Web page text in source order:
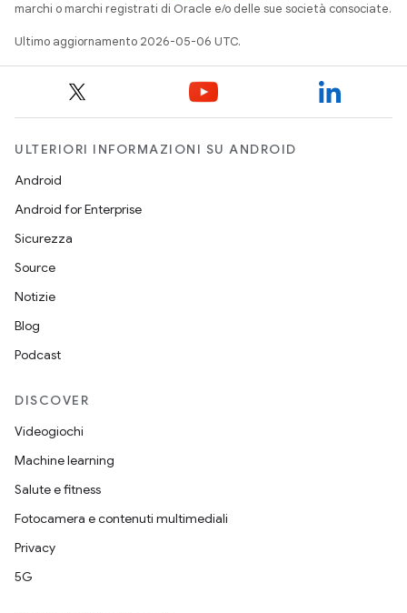
marchi o marchi registrati di Oracle e/o delle sue società consociate.
Ultimo aggiornamento 2026-05-06 UTC.
ULTERIORI INFORMAZIONI SU ANDROID
Android
Android for Enterprise
Sicurezza
Source
Notizie
Blog
Podcast
DISCOVER
Videogiochi
Machine learning
Salute e fitness
Fotocamera e contenuti multimediali
Privacy
5G